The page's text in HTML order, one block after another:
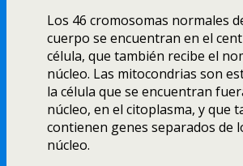
Los 46 cromosomas normales
cuerpo se encuentran en el
célula, que también recibe el
núcleo. Las mitocondrias son
la célula que se encuentran
núcleo, en el citoplasma, y que
contienen genes separados de
núcleo.